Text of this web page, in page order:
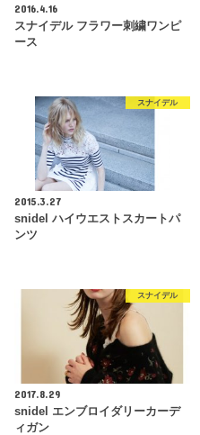
2016.4.16
スナイデル フラワー刺繍ワンピ
ース
スナイデル
2015.3.27
snidel ハイウエストスカートパ
ンツ
スナイデル
2017.8.29
snidel エンブロイダリーカーデ
ィガン